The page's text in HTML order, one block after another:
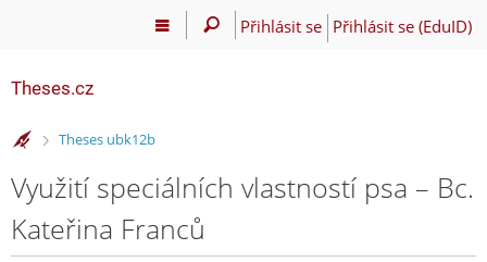
Přihlásit se Přihlásit se (EduID)
Theses.cz
>
Theses ubk12b
Využití speciálních vlastností psa – Bc.
Kateřina Franců